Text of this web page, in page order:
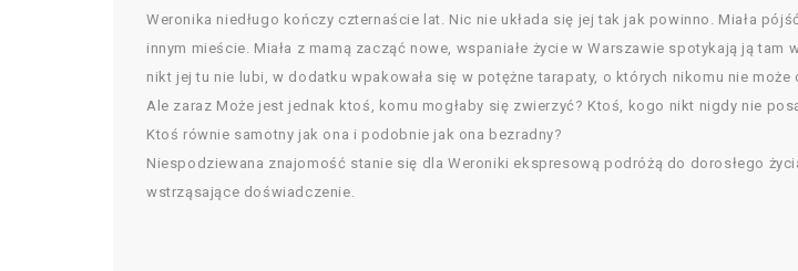
Weronika niedługo kończy czternaście lat. Nic nie układa się jej tak jak powinno. Miała
innym mieście. Miała z mamą zacząć nowe, wspaniałe życie w Warszawie spotykają ją
nikt jej tu nie lubi, w dodatku wpakowała się w potężne tarapaty, o których nikomu nie może
Ale zaraz Może jest jednak ktoś, komu mogłaby się zwierzyć? Ktoś, kogo nikt nigdy nie
Ktoś równie samotny jak ona i podobnie jak ona bezradny?
Niespodziewana znajomość stanie się dla Weroniki ekspresową podróżą do dorosłego
wstrząsające doświadczenie.